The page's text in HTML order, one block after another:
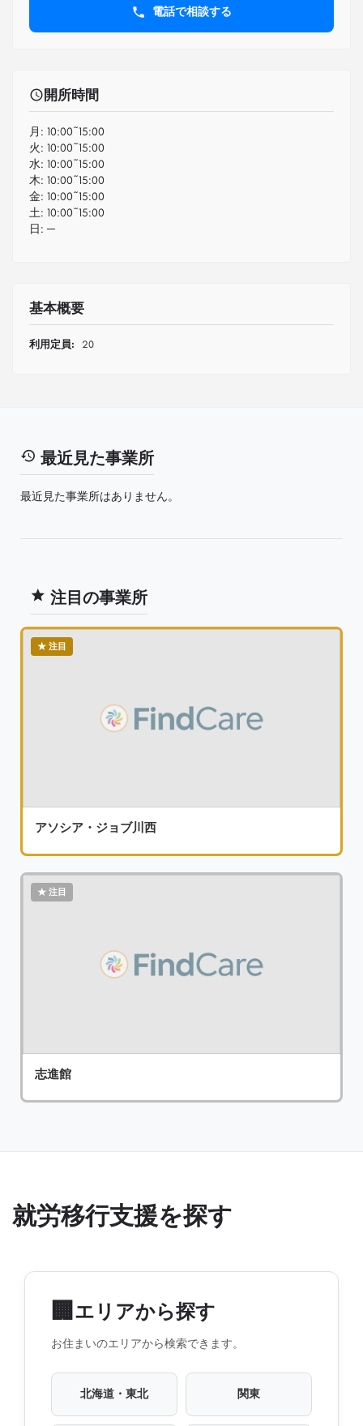
電話で相談する
開所時間
月: 10:00~15:00
火: 10:00~15:00
水: 10:00~15:00
木: 10:00~15:00
金: 10:00~15:00
土: 10:00~15:00
日: ─
基本概要
利用定員: 20
最近見た事業所
最近見た事業所はありません。
注目の事業所
アソシア・ジョブ川西
志進館
就労移行支援を探す
🏢 エリアから探す
お住まいのエリアから検索できます。
北海道・東北 関東